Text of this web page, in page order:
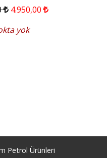
4.950,00
yok
Petrol Ürünleri